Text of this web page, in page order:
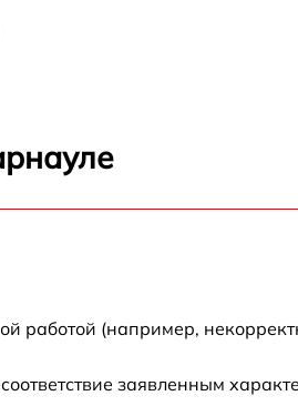
работой (например,
заявленным